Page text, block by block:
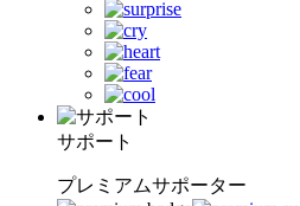
サポート
プレミアムサポーター